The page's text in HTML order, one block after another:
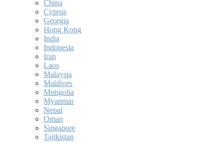
China
Cyprus
Georgia
Hong Kong
India
Indonesia
Iran
Laos
Malaysia
Maldives
Mongolia
Myanmar
Nepal
Oman
Singapore
Tajikistan